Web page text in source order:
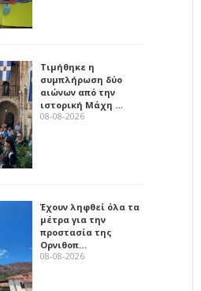
Τιμήθηκε η
συμπλήρωση δύο
αιώνων από την
ιστορική Μάχη …
08-08-2026
Έχουν ληφθεί όλα τα
μέτρα για την
προστασία της
Ορνιθοπ…
08-08-2026